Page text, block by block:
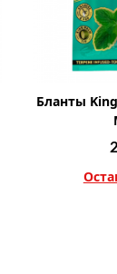
Бланты